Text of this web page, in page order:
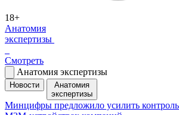
18+
Анатомия
экспертизы
Смотреть
Анатомия экспертизы
Новости
Анатомия
экспертизы
Минцифры предложило усилить контроль